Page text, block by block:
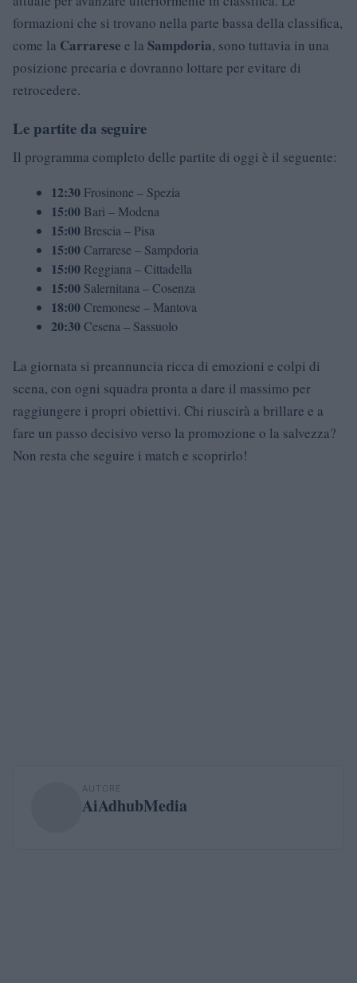
formazioni che si trovano nella parte bassa della classifica,
come la Carrarese e la Sampdoria, sono tuttavia in una
posizione precaria e dovranno lottare per evitare di
retrocedere.
Le partite da seguire
Il programma completo delle partite di oggi è il seguente:
12:30 Frosinone – Spezia
15:00 Bari – Modena
15:00 Brescia – Pisa
15:00Carrarese – Sampdoria
15:00 Reggiana – Cittadella
15:00 Salernitana – Cosenza
18:00Cremonese – Mantova
20:30Cesena – Sassuolo
La giornata si preannuncia ricca di emozioni e colpi di
scena, con ogni squadra pronta a dare il massimo per
raggiungere i propri obiettivi. Chi riuscirà a brillare e a
fare un passo decisivo verso la promozione o la salvezza?
Non resta che seguire i match e scoprirlo!
AUTORE
AiAdhubMedia